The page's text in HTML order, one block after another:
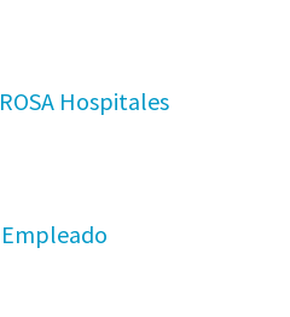
Hospitales